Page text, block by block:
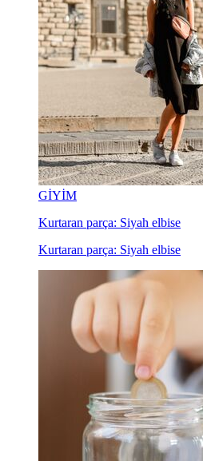
GİYİM
Kurtaran parça: Siyah elbise
Kurtaran parça: Siyah elbise